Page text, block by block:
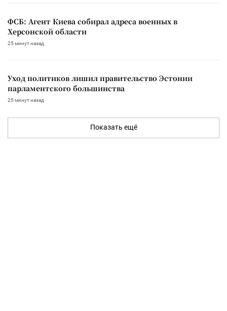
ФСБ: Агент Киева собирал адреса военных в
Херсонской области
25 минут назад
Уход политиков лишил правительство Эстонии
парламентского большинства
25 минут назад
Показать ещё